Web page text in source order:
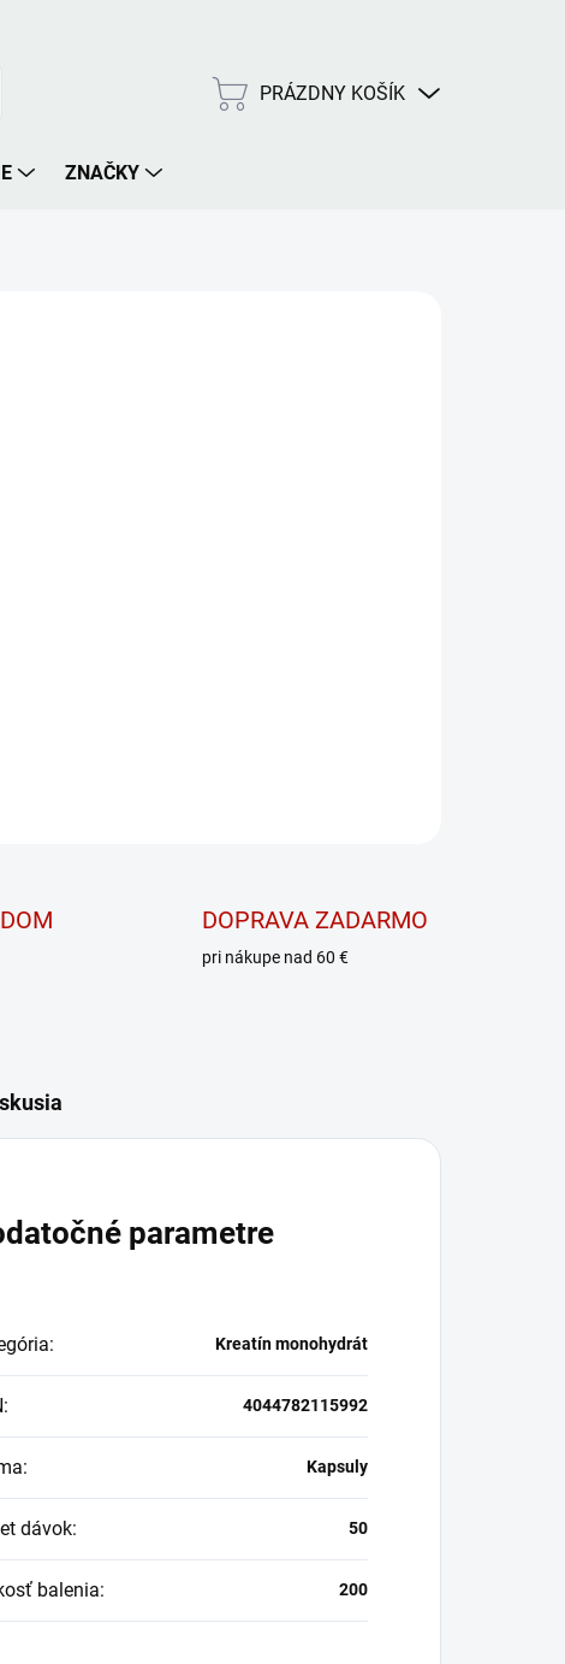
NÁKUPNÝ
PRÁZDNY KOŠÍK
ZNAČKY
DOPRAVA ZADARMO
pri nákupe nad 60 €
parametre
: Kreatín monohydrát
: 4044782115992
: Kapsuly
dávok: 50
balenia: 200